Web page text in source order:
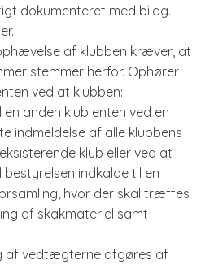
dokumenteret med bilag.
af klubben kræver, at
stemmer herfor. Ophører
ved at klubben:
en anden klub enten ved en
indmeldelse af alle klubbens
klub eller ved at
bestyrelsen indkalde til en
hvor der skal træffes
af skakmateriel samt
af vedtægterne afgøres af